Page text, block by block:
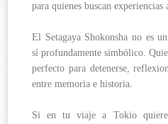
para quienes buscan experiencias
El Setagaya Shokonsha no es
sí profundamente simbólico.
perfecto para detenerse,
entre memoria e historia.
Si en tu viaje a Tokio